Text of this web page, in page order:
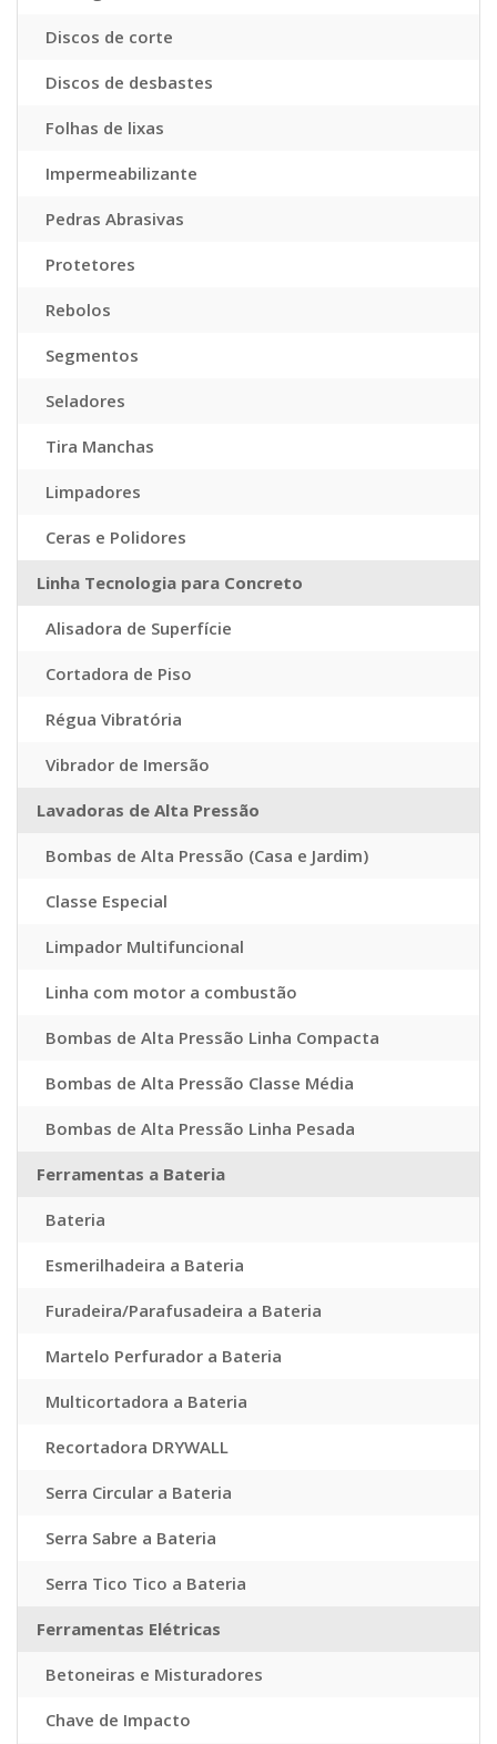
Discos de corte
Discos de desbastes
Folhas de lixas
Impermeabilizante
Pedras Abrasivas
Protetores
Rebolos
Segmentos
Seladores
Tira Manchas
Limpadores
Ceras e Polidores
Linha Tecnologia para Concreto
Alisadora de Superfície
Cortadora de Piso
Régua Vibratória
Vibrador de Imersão
Lavadoras de Alta Pressão
Bombas de Alta Pressão (Casa e Jardim)
Classe Especial
Limpador Multifuncional
Linha com motor a combustão
Bombas de Alta Pressão Linha Compacta
Bombas de Alta Pressão Classe Média
Bombas de Alta Pressão Linha Pesada
Ferramentas a Bateria
Bateria
Esmerilhadeira a Bateria
Furadeira/Parafusadeira a Bateria
Martelo Perfurador a Bateria
Multicortadora a Bateria
Recortadora DRYWALL
Serra Circular a Bateria
Serra Sabre a Bateria
Serra Tico Tico a Bateria
Ferramentas Elétricas
Betoneiras e Misturadores
Chave de Impacto